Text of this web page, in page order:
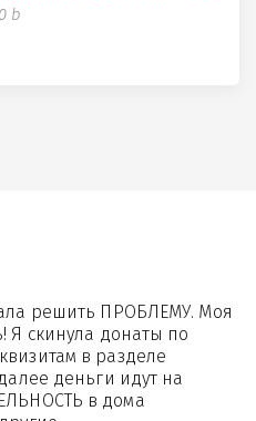
b
решить ПРОБЛЕМУ. Моя
Я скинула донаты по
в разделе
деньги идут на
в дома